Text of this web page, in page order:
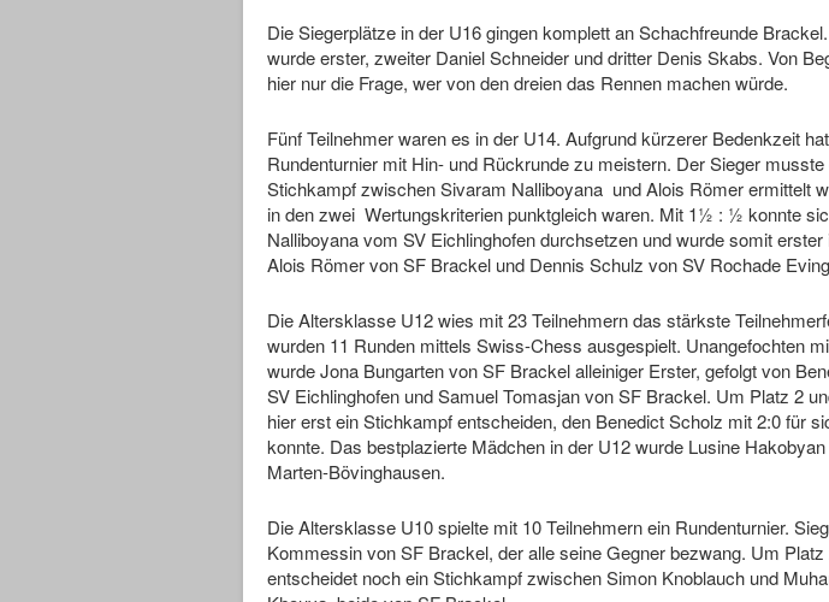
Die Siegerplätze in der U16 gingen komplett an Schachfreunde
wurde erster, zweiter Daniel Schneider und dritter Denis Skabs. Von
hier nur die Frage, wer von den dreien das Rennen machen würde.
Fünf Teilnehmer waren es in der U14. Aufgrund kürzerer Bedenkzeit
Rundenturnier mit Hin- und Rückrunde zu meistern. Der Sieger
Stichkampf zwischen Sivaram Nalliboyana und Alois Römer ermittelt
in den zwei Wertungskriterien punktgleich waren. Mit 1½ : ½ konnte
Nalliboyana vom SV Eichlinghofen durchsetzen und wurde somit
Alois Römer von SF Brackel und Dennis Schulz von SV Rochade
Die Altersklasse U12 wies mit 23 Teilnehmern das stärkste
wurden 11 Runden mittels Swiss-Chess ausgespielt. Unangefochten
wurde Jona Bungarten von SF Brackel alleiniger Erster, gefolgt von
SV Eichlinghofen und Samuel Tomasjan von SF Brackel. Um Platz 2
hier erst ein Stichkampf entscheiden, den Benedict Scholz mit 2:0 für
konnte. Das bestplazierte Mädchen in der U12 wurde Lusine
Marten-Bövinghausen.
Die Altersklasse U10 spielte mit 10 Teilnehmern ein Rundenturnier.
Kommessin von SF Brackel, der alle seine Gegner bezwang. Um Platz
entscheidet noch ein Stichkampf zwischen Simon Knoblauch und